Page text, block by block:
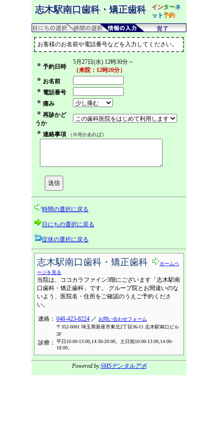
志木駅南口歯科・矯正歯科 インターネ
ット予約
お客様のお名前や電話番号などを入力してください。
予約日時
5月27日(水) 12時30分～
（来院：12時20分）
お名前
電話番号
痛み
再診かど
うか
連絡事項
（※何かあれば）
時間の選択に戻る
日にちの選択に戻る
症状の選択に戻る
志木駅南口歯科・矯正歯科
ホームペ
ージを見る
当院は、ココカラファイン3階にございます「志木駅南
口歯科・矯正歯科」です。 グループ院とお間違いのな
いよう、医院名・住所をご確認のうえご予約くださ
い。
連絡： 048-423-8224 ／ お問い合わせフォーム
〒352-0001 埼玉県新座市東北2丁目36-11 志木駅南口ビル
3F
診療：
平日10:00-13:00,14:30-20:00。土日祝10:00-13:00,14:00-
18:00。
Powered bySMSデンタルアポ